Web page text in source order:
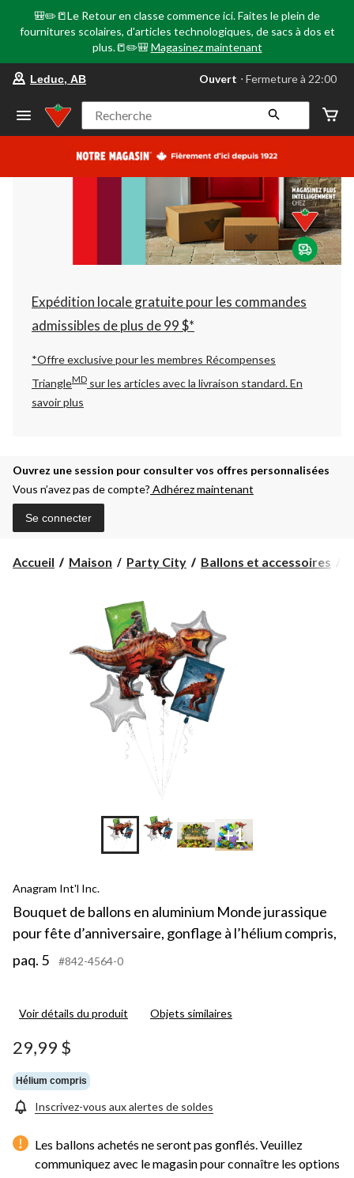
🎒✏️📒Le Retour en classe commence ici. Faites le plein de
fournitures scolaires, d'articles technologiques, de sacs à dos et
plus.📒✏️🎒 Magasinez maintenant
votre
préféré
Leduc,
AB,
courament
Fermeture
à
22:00
cliquer
pour
changer
Leduc, AB Ouvert ⋅ Fermeture à 22:00
Recherche
Expédition locale gratuite pour les commandes
admissibles de plus de 99 $*
*Offre exclusive pour les membres Récompenses
TriangleMD sur les articles avec la livraison standard.En
savoir plus
Ouvrez une session pour consulter vos offres personnalisées
Vous n’avez pas de compte? Adhérez maintenant
Se connecter
Accueil Maison Party City Ballons et accessoires
+1
Anagram Int'l Inc.
Bouquet de ballons en aluminium Monde jurassique
pour fête d’anniversaire, gonflage à l’hélium compris,
paq. 5
#842-4564-0
Voir détails du produit Objets similaires
29,99 $
Hélium compris
Inscrivez-vous aux alertes de soldes
Les ballons achetés ne seront pas gonflés. Veuillez
communiquez avec le magasin pour connaître les options